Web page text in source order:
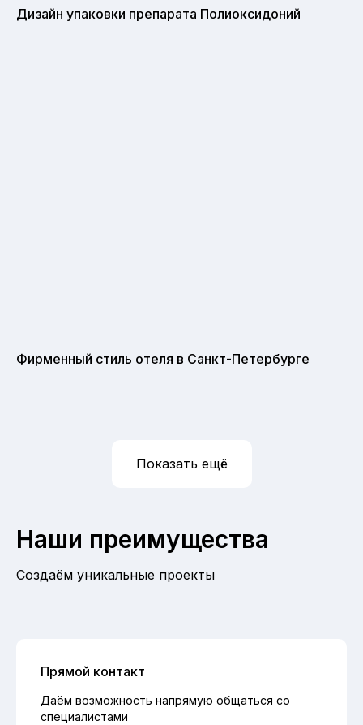
Дизайн упаковки препарата Полиоксидоний
Фирменный стиль отеля в Санкт-Петербурге
Показать ещё
Наши преимущества
Создаём уникальные проекты
Прямой контакт
Даём возможность напрямую общаться со
специалистами